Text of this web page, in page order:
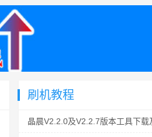
刷机教程
晶晨V2.2.0及V2.2.7版本工具下载及刷